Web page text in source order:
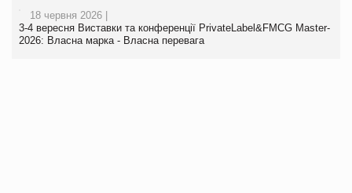
18 червня 2026 |
3-4 вересня Виставки та конференції PrivateLabel&FMCG Master-
2026: Власна марка - Власна перевага